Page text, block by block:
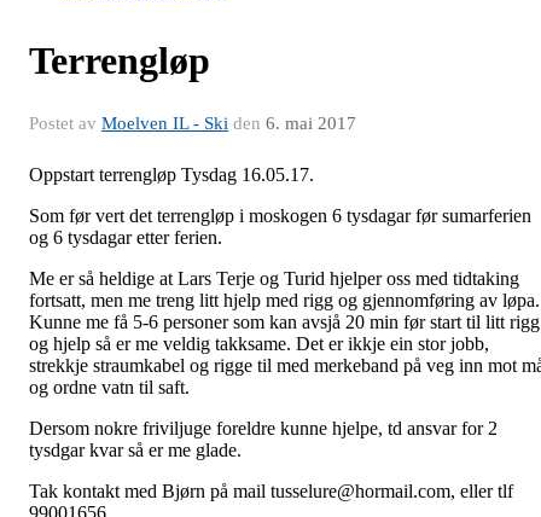
Terrengløp
Postet av Moelven IL - Ski den 6. mai 2017
Oppstart terrengløp Tysdag 16.05.17.
Som før vert det terrengløp i moskogen 6 tysdagar før sumarferien
og 6 tysdagar etter ferien.
Me er så heldige at Lars Terje og Turid hjelper oss med tidtaking
fortsatt, men me treng litt hjelp med rigg og gjennomføring av løpa.
Kunne me få 5-6 personer som kan avsjå 20 min før start til litt rigg
og hjelp så er me veldig takksame. Det er ikkje ein stor jobb,
strekkje straumkabel og rigge til med merkeband på veg inn mot
og ordne vatn til saft.
Dersom nokre friviljuge foreldre kunne hjelpe, td ansvar for 2
tysdgar kvar så er me glade.
Tak kontakt med Bjørn på mail tusselure@hormail.com, eller tlf
99001656